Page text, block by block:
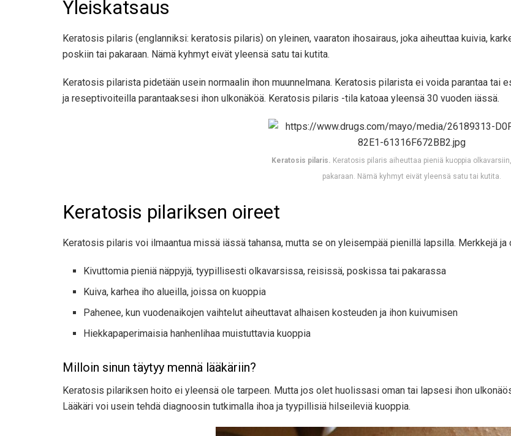
Yleiskatsaus
Keratosis pilaris (englanniksi: keratosis pilaris) on yleinen, vaaraton ihosairaus, joka aiheuttaa kuivia,
poskiin tai pakaraan. Nämä kyhmyt eivät yleensä satu tai kutita.
Keratosis pilarista pidetään usein normaalin ihon muunnelmana. Keratosis pilarista ei voida parantaa
ja reseptivoiteilla parantaaksesi ihon ulkonäköä. Keratosis pilaris -tila katoaa yleensä 30 vuoden iässä.
Keratosis pilaris. Keratosis pilaris aiheuttaa pieniä kuoppia
pakaraan. Nämä kyhmyt eivät yleensä satu tai kutita.
Keratosis pilariksen oireet
Keratosis pilaris voi ilmaantua missä iässä tahansa, mutta se on yleisempää pienillä lapsilla. Merkkejä ja
Kivuttomia pieniä näppyjä, tyypillisesti olkavarsissa, reisissä, poskissa tai pakarassa
Kuiva, karhea iho alueilla, joissa on kuoppia
Pahenee, kun vuodenaikojen vaihtelut aiheuttavat alhaisen kosteuden ja ihon kuivumisen
Hiekkapaperimaisia ​​hanhenlihaa muistuttavia kuoppia
Milloin sinun täytyy mennä lääkäriin?
Keratosis pilariksen hoito ei yleensä ole tarpeen. Mutta jos olet huolissasi oman tai lapsesi ihon
Lääkäri voi usein tehdä diagnoosin tutkimalla ihoa ja tyypillisiä hilseileviä kuoppia.